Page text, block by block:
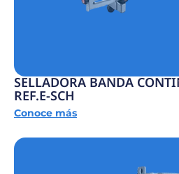
SELLADORA BANDA
REF.E-SCH
Conoce más